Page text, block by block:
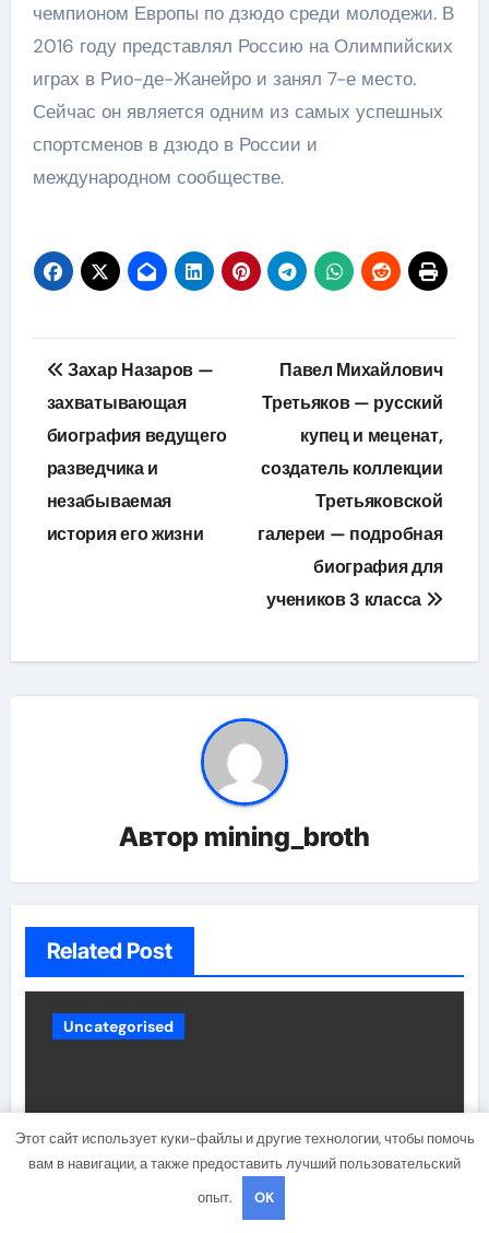
чемпионом Европы по дзюдо среди молодежи. В
2016 году представлял Россию на Олимпийских
играх в Рио-де-Жанейро и занял 7-е место.
Сейчас он является одним из самых успешных
спортсменов в дзюдо в России и
международном сообществе.
Навигация
по
записям
Захар Назаров —
захватывающая
биография ведущего
разведчика и
незабываемая
история его жизни
Павел Михайлович
Третьяков — русский
купец и меценат,
создатель коллекции
Третьяковской
галереи — подробная
биография для
учеников 3 класса
Автор mining_broth
Related Post
Uncategorised
Этот сайт использует куки-файлы и другие технологии, чтобы помочь
вам в навигации, а также предоставить лучший пользовательский
опыт.
OK